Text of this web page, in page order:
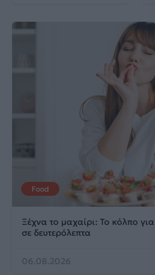
Food
Ξέχνα το μαχαίρι: Το κόλπο για
σε δευτερόλεπτα
06.08.2026